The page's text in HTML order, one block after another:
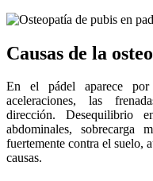
Causas de la
En el pádel aparece
aceleraciones, las
dirección. Desequilibrio
abdominales, sobrecarga
fuertemente contra el suelo,
causas.